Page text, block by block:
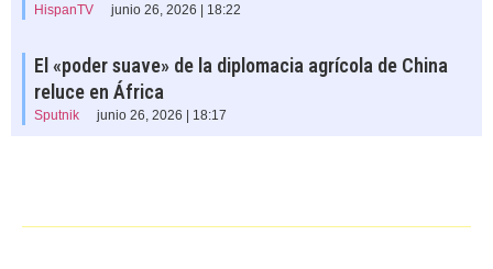
HispanTV junio 26, 2026 | 18:22
El «poder suave» de la diplomacia agrícola de China
reluce en África
Sputnik junio 26, 2026 | 18:17